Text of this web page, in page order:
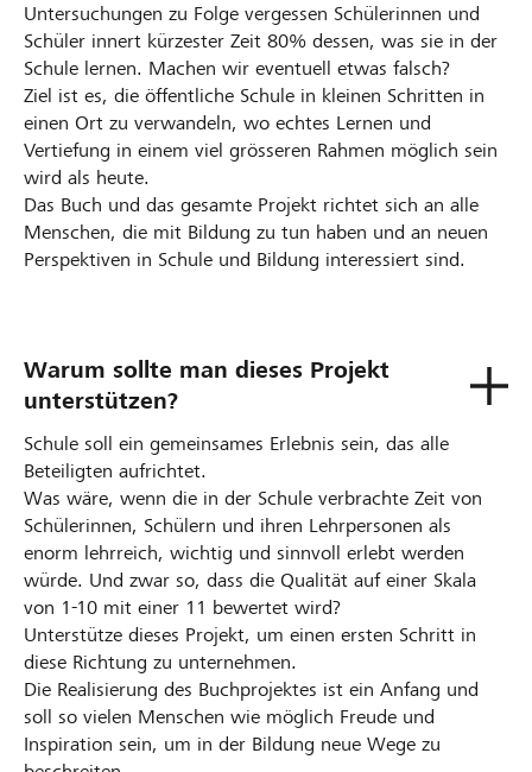
Untersuchungen zu Folge vergessen Schülerinnen und
Schüler innert kürzester Zeit 80% dessen, was sie in der
Schule lernen. Machen wir eventuell etwas falsch?
Ziel ist es, die öffentliche Schule in kleinen Schritten in
einen Ort zu verwandeln, wo echtes Lernen und
Vertiefung in einem viel grösseren Rahmen möglich sein
wird als heute.
Das Buch und das gesamte Projekt richtet sich an alle
Menschen, die mit Bildung zu tun haben und an neuen
Perspektiven in Schule und Bildung interessiert sind.
Warum sollte man dieses Projekt
unterstützen?
Schule soll ein gemeinsames Erlebnis sein, das alle
Beteiligten aufrichtet.
Was wäre, wenn die in der Schule verbrachte Zeit von
Schülerinnen, Schülern und ihren Lehrpersonen als
enorm lehrreich, wichtig und sinnvoll erlebt werden
würde. Und zwar so, dass die Qualität auf einer Skala
von 1-10 mit einer 11 bewertet wird?
Unterstütze dieses Projekt, um einen ersten Schritt in
diese Richtung zu unternehmen.
Die Realisierung des Buchprojektes ist ein Anfang und
soll so vielen Menschen wie möglich Freude und
Inspiration sein, um in der Bildung neue Wege zu